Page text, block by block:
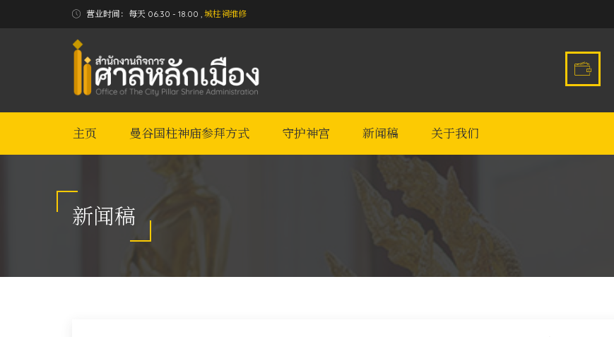
营业时间：每天 06.30 - 18.00 , 城柱祠维修
主页 曼谷国柱神庙参拜方式 守护神宫 新闻稿 关于我们
新闻稿